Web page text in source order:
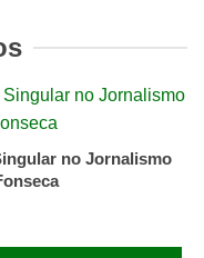
no Jornalismo